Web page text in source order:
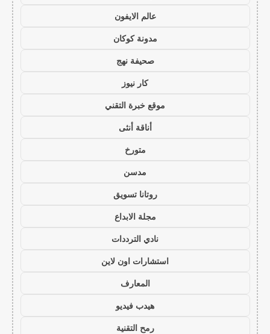
عالم الايفون
مدونة كوكان
صحيفة نهج
كار نيوز
موقع خبرة التقني
أناقة أنثى
متورخ
مدسن
روتانا تسويق
مجلة الابداع
نادي الترددات
استشارات اون لاين
المعارف
هيدب فيديو
رمح التقنية